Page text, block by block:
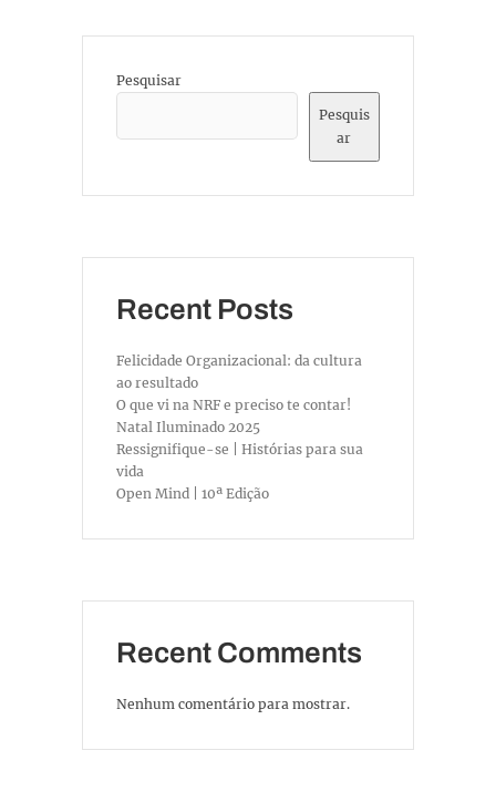
Pesquisar
Pesquis
ar
Recent Posts
Felicidade Organizacional: da cultura
ao resultado
O que vi na NRF e preciso te contar!
Natal Iluminado 2025
Ressignifique-se | Histórias para sua
vida
Open Mind | 10ª Edição
Recent Comments
Nenhum comentário para mostrar.